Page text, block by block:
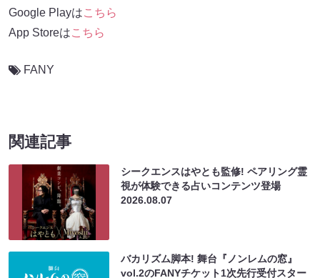
Google Playはこちら
App Storeはこちら
FANY
関連記事
シークエンスはやとも監修! ペアリング霊
視が体験できる占いコンテンツ登場
2026.08.07
バカリズム脚本! 舞台『ノンレムの窓』
vol.2のFANYチケット1次先行受付スター